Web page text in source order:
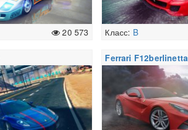
20 573 Класс: B
Ferrari F12berlinetta